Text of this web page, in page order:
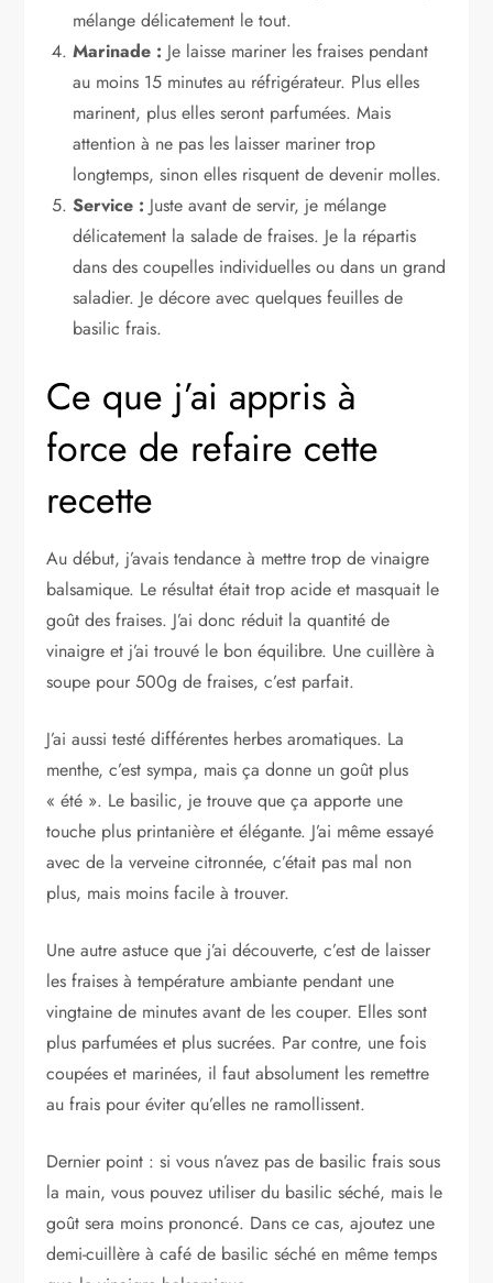
mélange délicatement le tout.
Marinade : Je laisse mariner les fraises pendant
au moins 15 minutes au réfrigérateur. Plus elles
marinent, plus elles seront parfumées. Mais
attention à ne pas les laisser mariner trop
longtemps, sinon elles risquent de devenir molles.
Service : Juste avant de servir, je mélange
délicatement la salade de fraises. Je la répartis
dans des coupelles individuelles ou dans un grand
saladier. Je décore avec quelques feuilles de
basilic frais.
Ce que j’ai appris à
force de refaire cette
recette
Au début, j’avais tendance à mettre trop de vinaigre
balsamique. Le résultat était trop acide et masquait le
goût des fraises. J’ai donc réduit la quantité de
vinaigre et j’ai trouvé le bon équilibre. Une cuillère à
soupe pour 500g de fraises, c’est parfait.
J’ai aussi testé différentes herbes aromatiques. La
menthe, c’est sympa, mais ça donne un goût plus
« été ». Le basilic, je trouve que ça apporte une
touche plus printanière et élégante. J’ai même essayé
avec de la verveine citronnée, c’était pas mal non
plus, mais moins facile à trouver.
Une autre astuce que j’ai découverte, c’est de laisser
les fraises à température ambiante pendant une
vingtaine de minutes avant de les couper. Elles sont
plus parfumées et plus sucrées. Par contre, une fois
coupées et marinées, il faut absolument les remettre
au frais pour éviter qu’elles ne ramollissent.
Dernier point : si vous n’avez pas de basilic frais sous
la main, vous pouvez utiliser du basilic séché, mais le
goût sera moins prononcé. Dans ce cas, ajoutez une
demi-cuillère à café de basilic séché en même temps